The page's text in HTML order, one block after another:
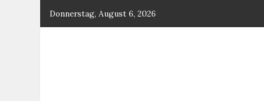
Donnerstag, August 6, 2026